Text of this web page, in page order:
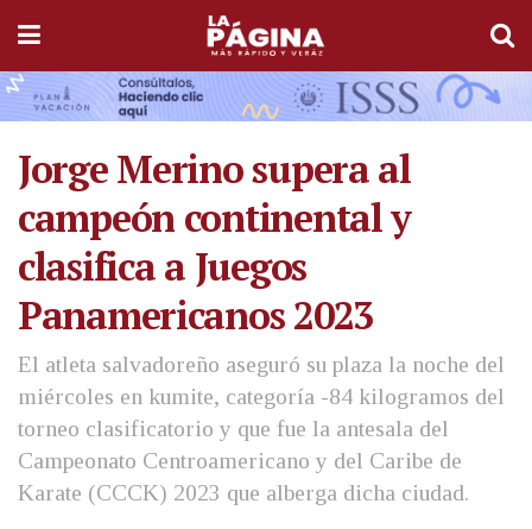
Jorge Merino supera al
campeón continental y
clasifica a Juegos
Panamericanos 2023
El atleta salvadoreño aseguró su plaza la noche del
miércoles en kumite, categoría -84 kilogramos del
torneo clasificatorio y que fue la antesala del
Campeonato Centroamericano y del Caribe de
Karate (CCCK) 2023 que alberga dicha ciudad.